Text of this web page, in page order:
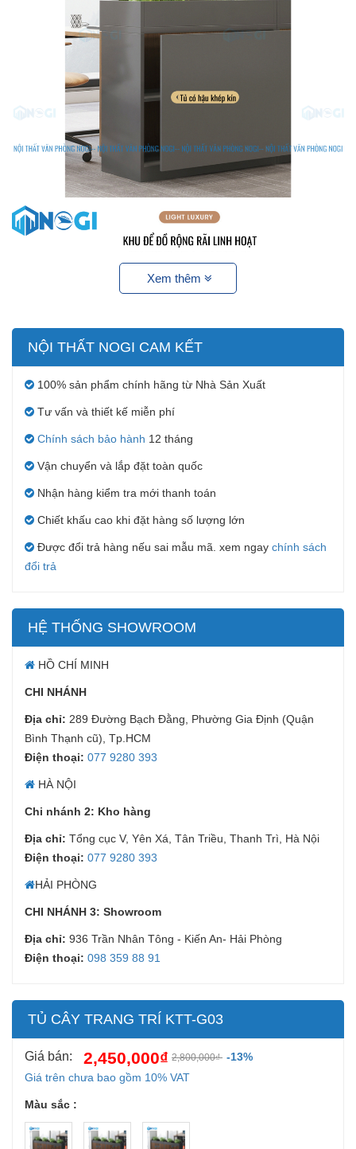
Tủ cây trang trí KTT-G03: Sự lựa
chọn hoàn hảo cho nhiều không gian
khác nhau
phòng làm việc?Tủ cây trang trí KTT-G03một sự
chọn hoàn hảo cho văn phòng của bạn. Nếu bạn chưa
hiểu rõ về loại tủ này, bạn có thể tham khảo trong bài
viết dưới đây.
Dưới đây là một số đặc điểm cơ bản của loại tủ này, vì
thế bạn không nên bỏ lỡ:
Xem thêm
NỘI THẤT NOGI CAM KẾT
100% sản phẩm chính hãng từ Nhà Sản Xuất
Tư vấn và thiết kế miễn phí
Chính sách bảo hành 12 tháng
Vận chuyển và lắp đặt toàn quốc
Nhận hàng kiểm tra mới thanh toán
Chiết khấu cao khi đặt hàng số lượng lớn
Được đổi trả hàng nếu sai mẫu mã. xem ngay chính sách
đổi trả
HỆ THỐNG SHOWROOM
HỒ CHÍ MINH
CHI NHÁNH
Địa chỉ: 289 Đường Bạch Đằng, Phường Gia Định (Quận
Bình Thạnh cũ), Tp.HCM
Điện thoại: 077 9280 393
HÀ NỘI
Chi nhánh 2: Kho hàng
Địa chỉ: Tổng cục V, Yên Xá, Tân Triều, Thanh Trì, Hà Nội
Điện thoại: 077 9280 393
HẢI PHÒNG
CHI NHÁNH 3: Showroom
Địa chỉ: 936 Trần Nhân Tông - Kiến An- Hải Phòng
Điện thoại: 098 359 88 91
TỦ CÂY TRANG TRÍ KTT-G03
Giá bán: 2,450,000₫ 2,800,000₫ -13%
Giá trên chưa bao gồm 10% VAT
Màu sắc :